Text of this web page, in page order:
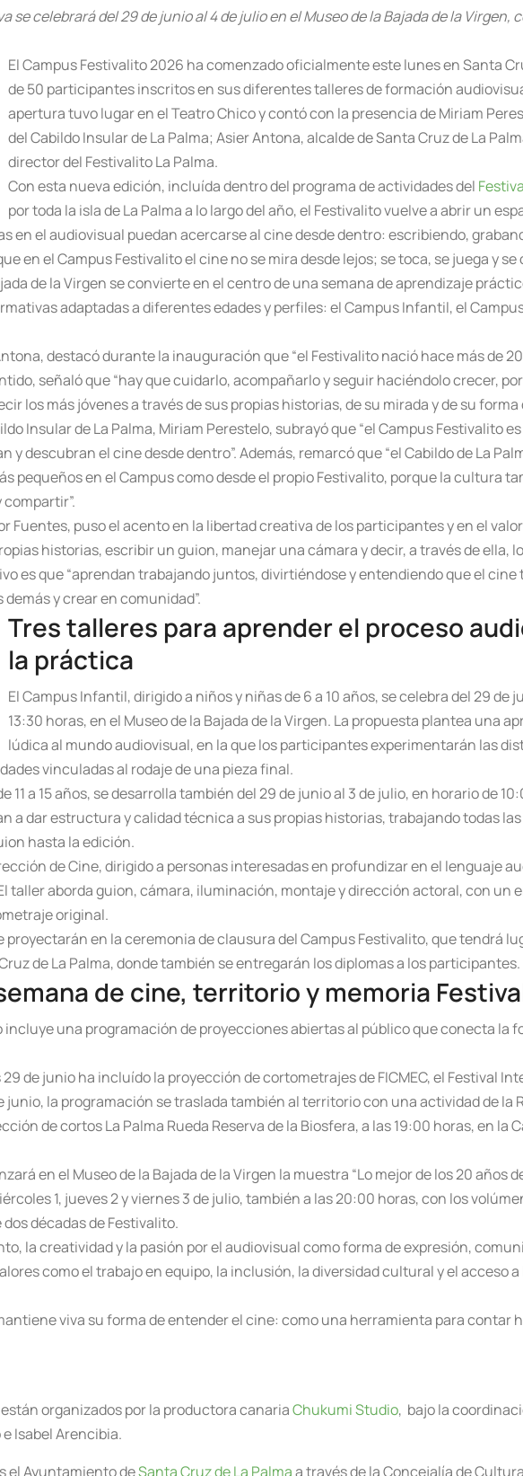
celebrará del 29 de junio al 4 de julio en el Museo de la Bajada de la Virgen,
El Campus Festivalito 2026 ha comenzado oficialmente este lunes en Santa
de 50 participantes inscritos en sus diferentes talleres de formación
apertura tuvo lugar en el Teatro Chico y contó con la presencia de Miriam
del Cabildo Insular de La Palma; Asier Antona, alcalde de Santa Cruz de La
director del Festivalito La Palma.
Con esta nueva edición, incluída dentro del programa de actividades del
por toda la isla de La Palma a lo largo del año, el Festivalito vuelve a abrir un
en el audiovisual puedan acercarse al cine desde dentro: escribiendo,
en el Campus Festivalito el cine no se mira desde lejos; se toca, se juega y
de la Virgen se convierte en el centro de una semana de aprendizaje
adaptadas a diferentes edades y perfiles: el Campus Infantil, el
destacó durante la inauguración que “el Festivalito nació hace más de
señaló que “hay que cuidarlo, acompañarlo y seguir haciéndolo crecer,
los más jóvenes a través de sus propias historias, de su mirada y de su forma
Insular de La Palma, Miriam Perestelo, subrayó que “el Campus Festivalito
descubran el cine desde dentro”. Además, remarcó que “el Cabildo de La
pequeños en el Campus como desde el propio Festivalito, porque la cultura
Fuentes, puso el acento en la libertad creativa de los participantes y en el
historias, escribir un guion, manejar una cámara y decir, a través de ella,
es que “aprendan trabajando juntos, divirtiéndose y entendiendo que el
y crear en comunidad”.
Tres talleres para aprender el proceso
la práctica
El Campus Infantil, dirigido a niños y niñas de 6 a 10 años, se celebra del 29 de
13:30 horas, en el Museo de la Bajada de la Virgen. La propuesta plantea una
lúdica al mundo audiovisual, en la que los participantes experimentarán las
vinculadas al rodaje de una pieza final.
11 a 15 años, se desarrolla también del 29 de junio al 3 de julio, en horario de
a dar estructura y calidad técnica a sus propias historias, trabajando todas
hasta la edición.
de Cine, dirigido a personas interesadas en profundizar en el lenguaje
taller aborda guion, cámara, iluminación, montaje y dirección actoral, con un
original.
en la ceremonia de clausura del Campus Festivalito, que tendrá
de La Palma, donde también se entregarán los diplomas a los participantes.
de cine, territorio y memoria
incluye una programación de proyecciones abiertas al público que conecta la
de junio ha incluído la proyección de cortometrajes de FICMEC, el Festival
la programación se traslada también al territorio con una actividad de la
de cortos La Palma Rueda Reserva de la Biosfera, a las 19:00 horas, en la
en el Museo de la Bajada de la Virgen la muestra “Lo mejor de los 20 años
1, jueves 2 y viernes 3 de julio, también a las 20:00 horas, con los
décadas de Festivalito.
la creatividad y la pasión por el audiovisual como forma de expresión,
como el trabajo en equipo, la inclusión, la diversidad cultural y el acceso
viva su forma de entender el cine: como una herramienta para contar
organizados por la productora canariaChukumi Studio, bajo la
Isabel Arencibia.
el Ayuntamiento deSanta Cruz de La Palmaa través de la Concejalía de